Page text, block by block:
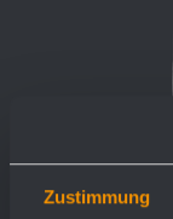
Zustimmung